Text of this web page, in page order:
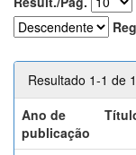
Resultado 1-1 de
Ano de
publicação